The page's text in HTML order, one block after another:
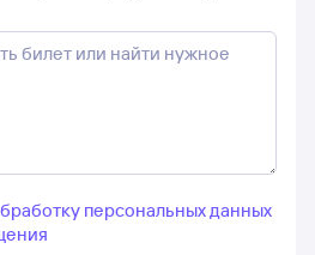
персональных данных